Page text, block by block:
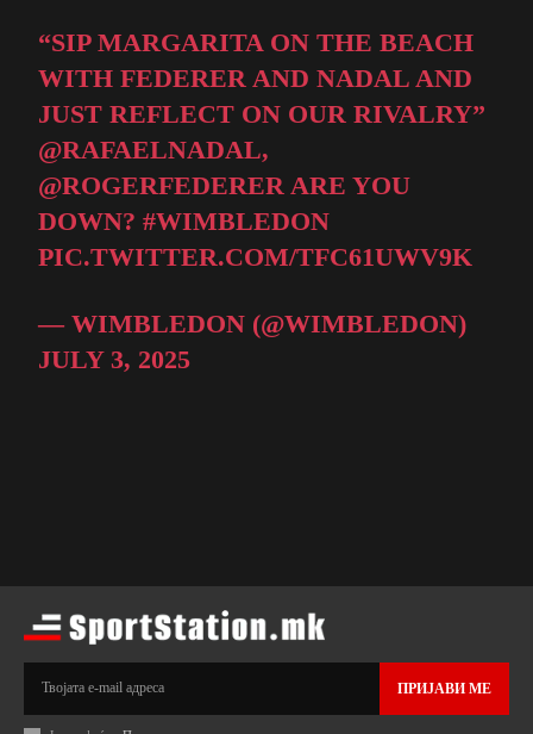
“SIP MARGARITA ON THE BEACH
WITH FEDERER AND NADAL AND
JUST REFLECT ON OUR RIVALRY”
@RAFAELNADAL,
@ROGERFEDERER ARE YOU
DOWN?#WIMBLEDON
PIC.TWITTER.COM/TFC61UWV9K
— WIMBLEDON (@WIMBLEDON)
JULY 3, 2025
ПРИЈАВИ МЕ